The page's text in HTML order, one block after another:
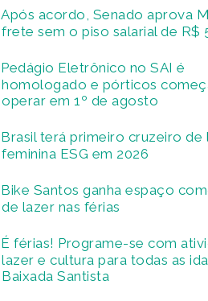
Após acordo, Senado aprova
frete sem o piso salarial de R$
Pedágio Eletrônico no SAI é
homologado e pórticos
operar em 1º de agosto
Brasil terá primeiro cruzeiro de
feminina ESG em 2026
Bike Santos ganha espaço
de lazer nas férias
É férias! Programe-se com
lazer e cultura para todas as
Baixada Santista